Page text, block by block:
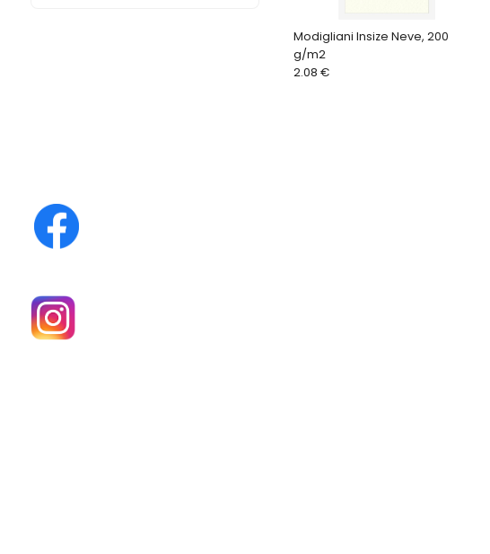
Modigliani Insize Neve, 200
g/m2
2.08 €